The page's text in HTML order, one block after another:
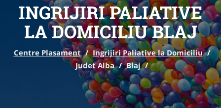
INGRIJIRI PALIATIVE
LA DOMICILIU BLAJ
Centre Plasament / Ingrijiri Paliative la Domiciliu /
Judet Alba / Blaj /